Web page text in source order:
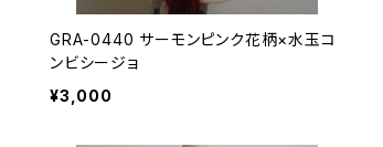
GRA-0440 サーモンピンク花柄×水玉コ
ンビシージョ
¥3,000